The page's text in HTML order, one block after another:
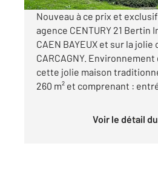
Nouveau à ce prix et
agence CENTURY 21 Bertin
CAEN BAYEUX et sur la jolie
CARCAGNY.
cette jolie maison
260 m² et comprenant :
Voir le détail